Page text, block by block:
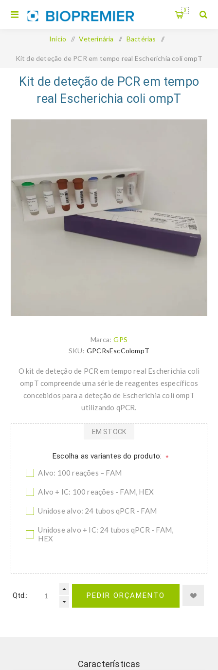
0
Início / Veterinária / Bactérias /
Kit de deteção de PCR em tempo real Escherichia coli ompT
Kit de deteção de PCR em tempo
real Escherichia coli ompT
Marca: GPS
SKU: GPCRsEscColompT
O kit de deteção de PCR em tempo real Escherichia coli
ompT compreende uma série de reagentes específicos
concebidos para a deteção de Escherichia coli ompT
utilizando qPCR.
Escolha as variantes do produto: *
Alvo: 100 reações – FAM
Alvo + IC: 100 reações - FAM, HEX
Unidose alvo: 24 tubos qPCR - FAM
Unidose alvo + IC: 24 tubos qPCR - FAM,
HEX
EM STOCK
Qtd.: PEDIR ORÇAMENTO
Características